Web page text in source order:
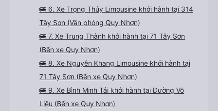
🚌 6. Xe Trọng Thủy Limousine khởi hành tại 314
Tây Sơn (Văn phòng Quy Nhơn)
🚌 7. Xe Trung Thành khởi hành tại 71 Tây Sơn
(Bến xe Quy Nhơn)
🚌 8. Xe Nguyên Khang Limousine khởi hành tại
71 Tây Sơn (Bến xe Quy Nhơn)
🚌 9. Xe Bình Minh Tải khởi hành tại Đường Võ
Liệu (Bến xe Quy Nhơn)